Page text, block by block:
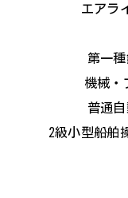
エアラ
第一
機械・
普通
2級小型船舶